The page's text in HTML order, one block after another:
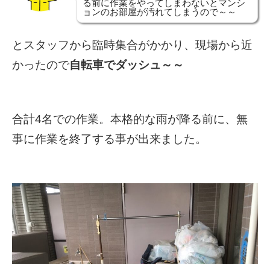
る前に作業をやってしまわないとマンシ
ョンのお部屋が汚れてしまうので～～
とスタッフから臨時集合がかかり、現場から近
かったので自転車でダッシュ～～
合計4名での作業。本格的な雨が降る前に、無
事に作業を終了する事が出来ました。